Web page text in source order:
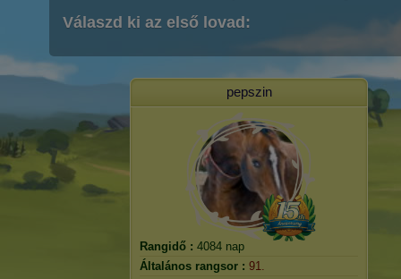
Válaszd ki az első lovad:
pepszin
Rangidő : 4084 nap
Általános rangsor : 91.